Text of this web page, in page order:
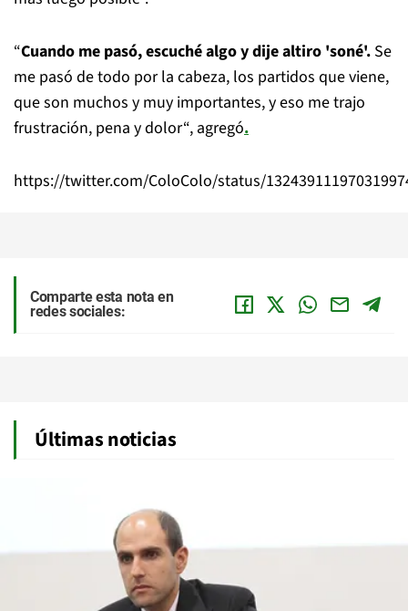
“Cuando me pasó, escuché algo y dije altiro 'soné'. Se
me pasó de todo por la cabeza, los partidos que viene,
que son muchos y muy importantes, y eso me trajo
frustración, pena y dolor“, agregó.
https://twitter.com/ColoColo/status/
Comparte esta nota en
redes sociales:
Últimas noticias